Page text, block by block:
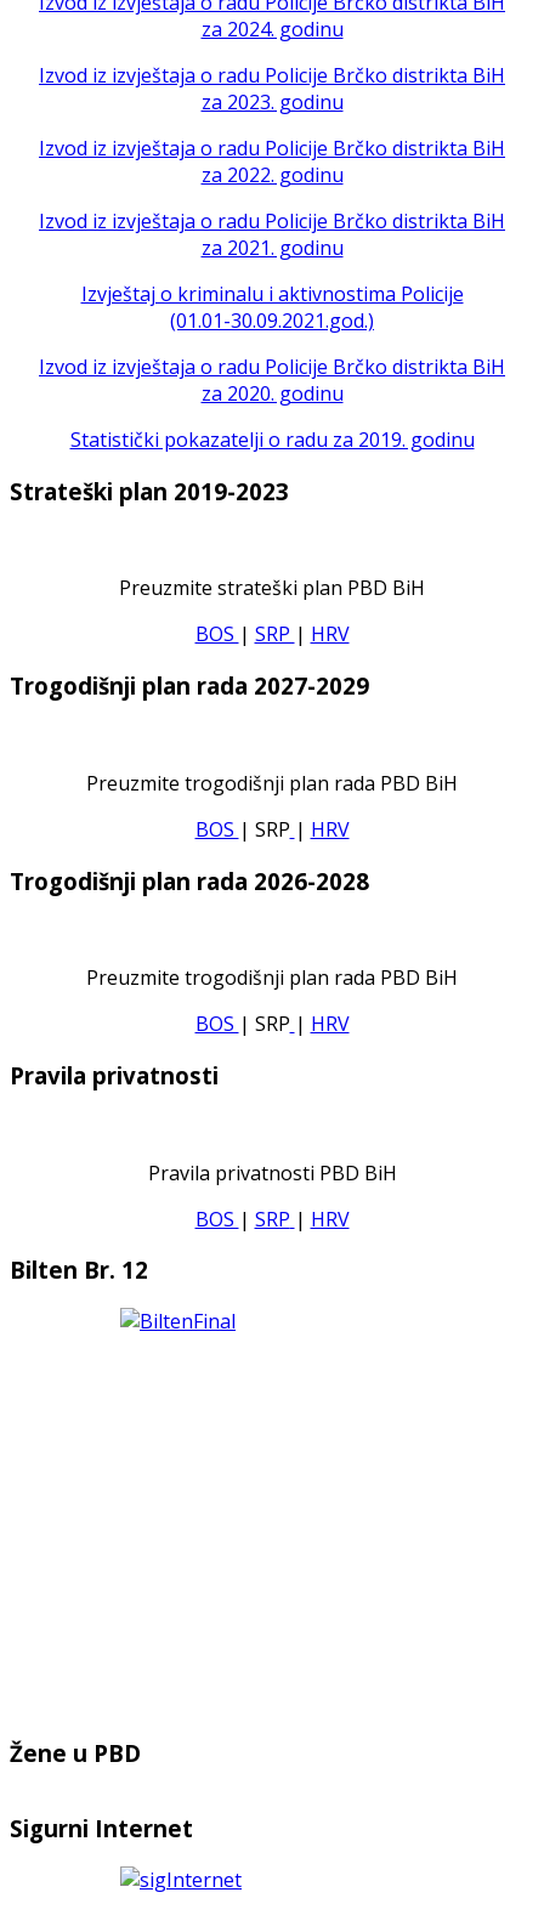
za 2024. godinu
Izvod iz izvještaja o radu Policije Brčko distrikta BiH
za 2023. godinu
Izvod iz izvještaja o radu Policije Brčko distrikta BiH
za 2022. godinu
Izvod iz izvještaja o radu Policije Brčko distrikta BiH
za 2021. godinu
Izvještaj o kriminalu i aktivnostima Policije
(01.01-30.09.2021.god.)
Izvod iz izvještaja o radu Policije Brčko distrikta BiH
za 2020. godinu
Statistički pokazatelji o radu za 2019. godinu
Strateški plan 2019-2023
Preuzmite strateški plan PBD BiH
BOS | SRP | HRV
Trogodišnji plan rada 2027-2029
Preuzmite trogodišnji plan rada PBD BiH
BOS | SRP | HRV
Trogodišnji plan rada 2026-2028
Preuzmite trogodišnji plan rada PBD BiH
BOS | SRP | HRV
Pravila privatnosti
Pravila privatnosti PBD BiH
BOS | SRP | HRV
Bilten Br. 12
Žene u PBD
Sigurni Internet